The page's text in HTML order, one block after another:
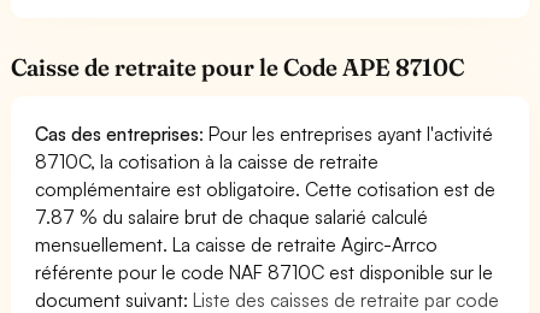
Caisse de retraite pour le Code APE 8710C
Cas des entreprises: Pour les entreprises ayant l'activité
8710C, la cotisation à la caisse de retraite
complémentaire est obligatoire. Cette cotisation est de
7.87 % du salaire brut de chaque salarié calculé
mensuellement. La caisse de retraite Agirc-Arrco
référente pour le code NAF 8710C est disponible sur le
document suivant:Liste des caisses de retraite par code